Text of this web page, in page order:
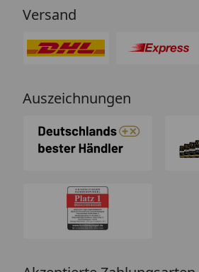
Versand
Auszeichnungen